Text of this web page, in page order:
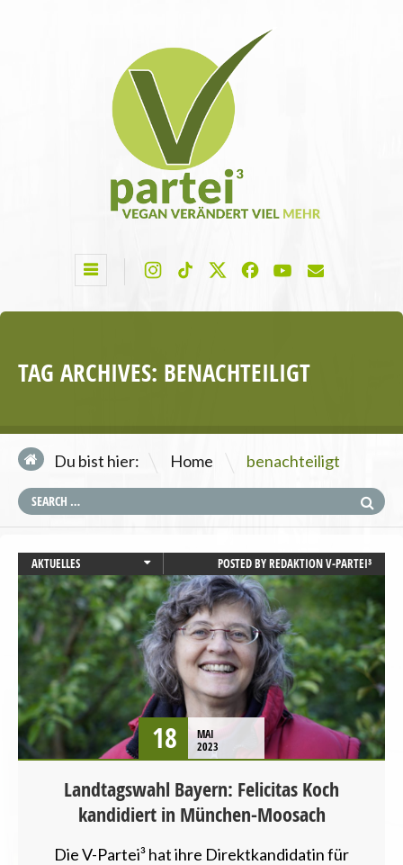
TAG ARCHIVES: BENACHTEILIGT
Du bist hier: Home \ benachteiligt
AKTUELLES
BAYERN
LANDTAGSWAHL
PRESSEMITTEILUNG
STARTSEITE
TIERSCHUTZ / TIERRECHTE
POSTED BYREDAKTION V-PARTEI³
18
MAI
2023
Landtagswahl Bayern: Felicitas Koch
kandidiert in München-Moosach
Die V-Partei³ hat ihre Direktkandidatin für